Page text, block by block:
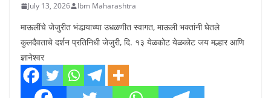
July 13, 2026 Ibm Maharashtra
माऊलींचे जेजुरीत भंडार्‍याच्या उधळणीत स्वागत, माऊली भक्तांनी घेतले
कुलदैवताचे दर्शन प्रतिनिधी जेजुरी, दि. १३ येळकोट येळकोट जय मल्हार आणि
ज्ञानेश्वर